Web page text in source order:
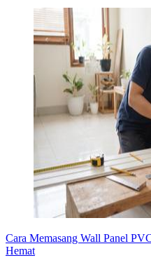
Cara Memasang Wall Panel
Hemat